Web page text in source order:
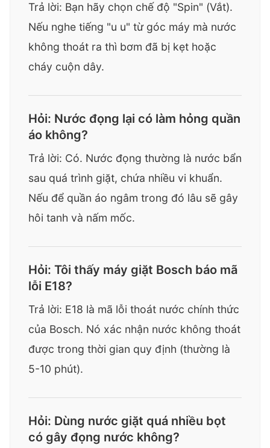
Trả lời: Bạn hãy chọn chế độ "Spin" (Vắt).
Nếu nghe tiếng "u u" từ góc máy mà nước
không thoát ra thì bơm đã bị kẹt hoặc
cháy cuộn dây.
Hỏi: Nước đọng lại có làm hỏng quần
áo không?
Trả lời: Có. Nước đọng thường là nước bẩn
sau quá trình giặt, chứa nhiều vi khuẩn.
Nếu để quần áo ngâm trong đó lâu sẽ gây
hôi tanh và nấm mốc.
Hỏi: Tôi thấy máy giặt Bosch báo mã
lỗi E18?
Trả lời: E18 là mã lỗi thoát nước chính thức
của Bosch. Nó xác nhận nước không thoát
được trong thời gian quy định (thường là
5-10 phút).
Hỏi: Dùng nước giặt quá nhiều bọt
có gây đọng nước không?